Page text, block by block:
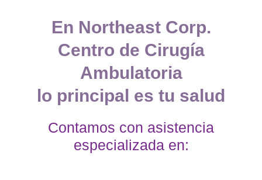
En Northeast Corp.
Centro de Cirugía
Ambulatoria
lo principal es tu salud
Contamos con asistencia
especializada en: